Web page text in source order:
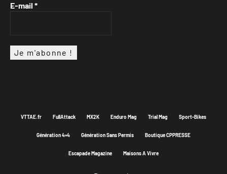
E-mail *
VTTAE.fr FullAttack MX2K Enduro Mag Trial Mag Sport-Bikes
Génération 4×4 Génération Sans Permis Boutique CPPRESSE
Escapade Magazine Maisons A Vivre